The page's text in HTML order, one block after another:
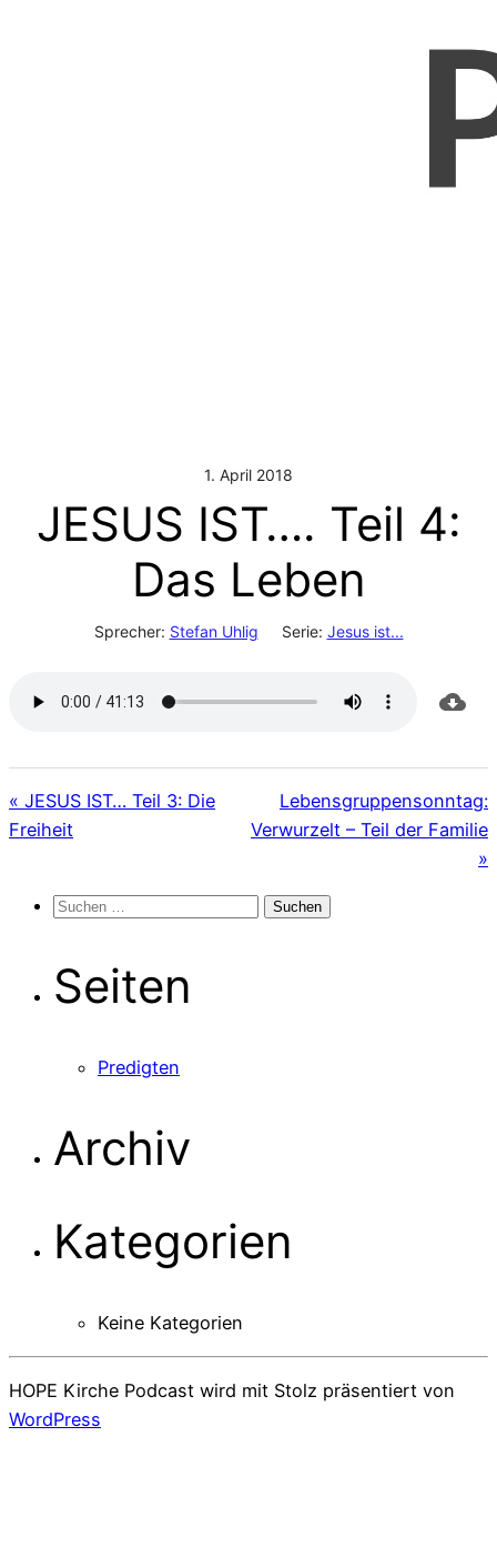
1. April 2018
JESUS IST…. Teil 4:
Das Leben
Sprecher: Stefan Uhlig Serie: Jesus ist...
« JESUS IST… Teil 3: Die
Freiheit
Lebensgruppensonntag:
Verwurzelt – Teil der Familie
»
Suchen
Seiten
Predigten
Archiv
Kategorien
Keine Kategorien
HOPE Kirche Podcast wird mit Stolz präsentiert von
WordPress